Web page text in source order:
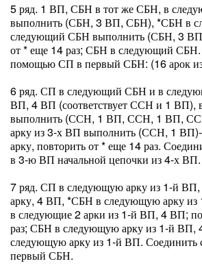
5 ряд. 1 ВП, СБН в тот же СБН, в
выполнить (СБН, 3 ВП, СБН), *СБН в
следующий СБН выполнить (СБН, 3
от * еще 14 раз; СБН в следующий СБН.
помощью СП в первый СБН: (16 арок
6 ряд. СП в следующий СБН и в
ВП, 4 ВП (соответствует ССН и 1 ВП),
выполнить (ССН, 1 ВП, ССН, 1 ВП,
арку из 3-х ВП выполнить (ССН, 1
арку, повторить от * еще 14 раз.
в 3-ю ВП начальной цепочки из 4-х ВП.
7 ряд. СП в следующую арку из 1-й
арку, 4 ВП, *СБН в следующую арку
в следующие 2 арки из 1-й ВП, 4 ВП;
раз; СБН в следующую арку из 1-й
следующую арку из 1-й ВП.
первый СБН.